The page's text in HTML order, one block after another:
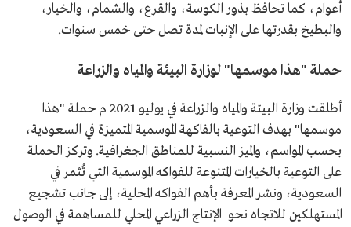
أعوام، كما تحافظ بذور الكوسة، والقرع، والشمام، والخيار،
والبطيخ بقدرتها على الإنبات لمدة تصل حتى خمس سنوات.
حملة "هذا موسمها" لوزارة البيئة والمياه والزراعة
​أطلقت وزارة البيئة والمياه والزراعة في يوليو 2021 م حملة "هذا
موسمها" بهدف التوعية بالفاكهة الموسمية المتميزة في السعودية،
بحسب المواسم، والميز النسبية للمناطق الجغرافية. وتركز الحملة
على التوعية بالخيارات المتنوعة للفواكه الموسمية التي تُثمر في
السعودية، ونشر المعرفة بأهم الفواكه المحلية، إلى جانب تشجيع
المستهلكين للاتجاه نحو الإنتاج الزراعي المحلي للمساهمة في الوصول